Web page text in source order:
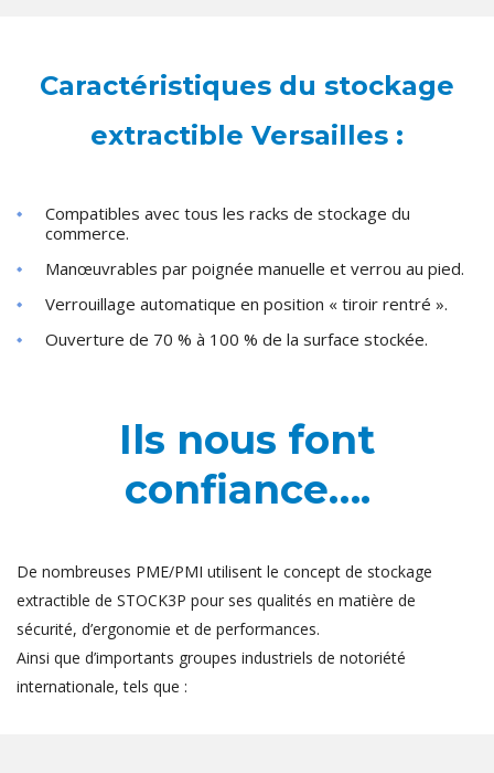
Caractéristiques du stockage
extractible Versailles :
Compatibles avec tous les racks de stockage du
commerce.
Manœuvrables par poignée manuelle et verrou au pied.
Verrouillage automatique en position « tiroir rentré ».
Ouverture de 70 % à 100 % de la surface stockée.
Ils nous font
confiance….
De nombreuses PME/PMI utilisent le concept de stockage
extractible de STOCK3P pour ses qualités en matière de
sécurité, d’ergonomie et de performances.
Ainsi que d’importants groupes industriels de notoriété
internationale, tels que :